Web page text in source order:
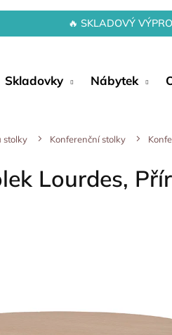
🔥 SKLADOVÝ
Skladovky Nábytek
stolky Konferenční stolky
Lourdes,